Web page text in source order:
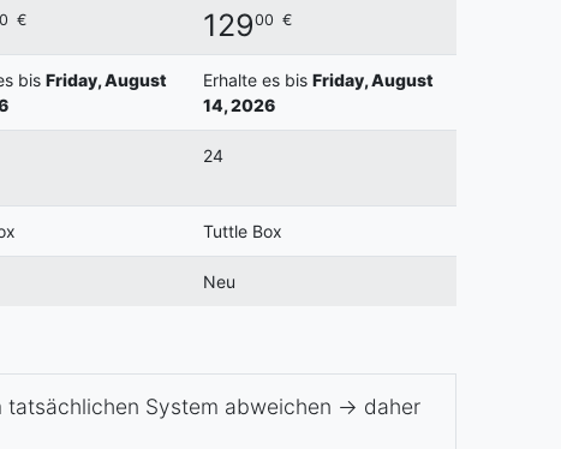
€ 12900 €
bis Friday, August
Erhalte es bis Friday, August
14, 2026
24
Tuttle Box
Neu
System abweichen -> daher